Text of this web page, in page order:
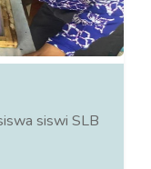
siswi SLB